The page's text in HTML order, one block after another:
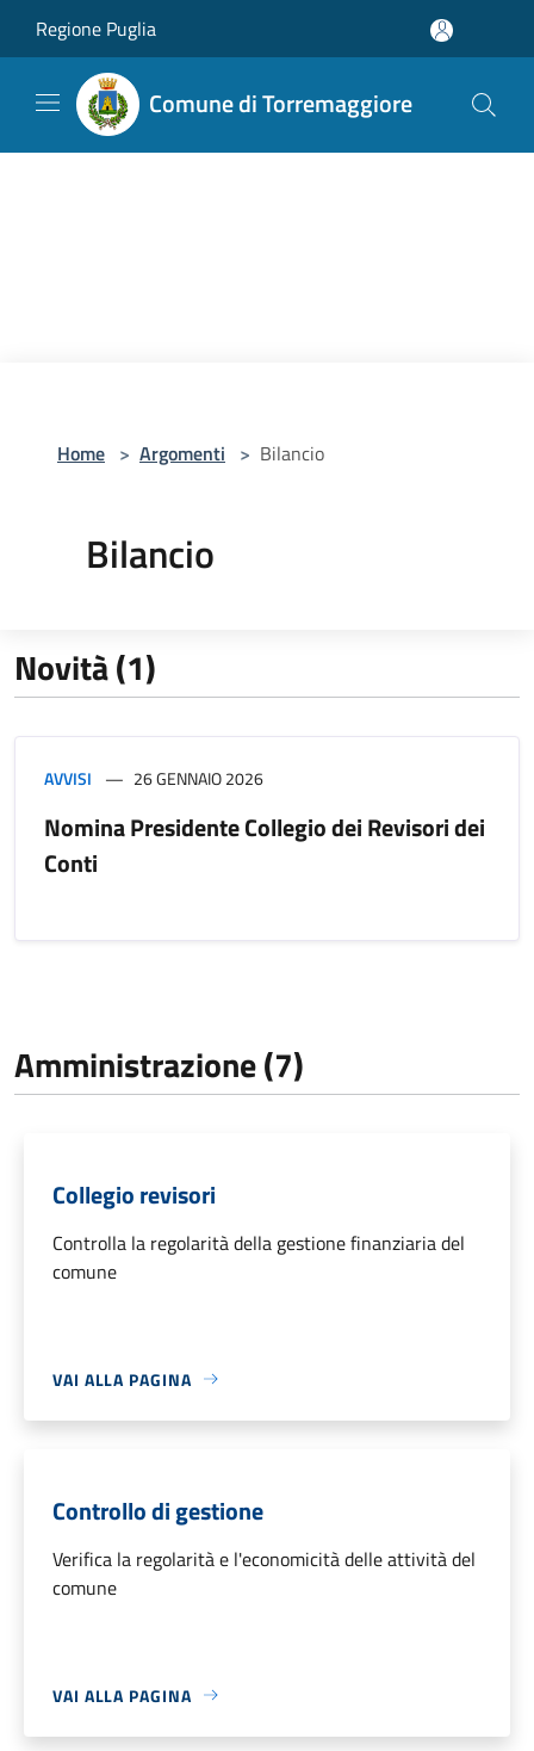
Regione Puglia
Comune di Torremaggiore
Home > Argomenti > Bilancio
Bilancio
Novità (1)
AVVISI 26 GENNAIO 2026
Nomina Presidente Collegio dei Revisori dei
Conti
Amministrazione (7)
Collegio revisori
Controlla la regolarità della gestione finanziaria del
comune
VAI ALLA PAGINA
Controllo di gestione
Verifica la regolarità e l'economicità delle attività del
comune
VAI ALLA PAGINA